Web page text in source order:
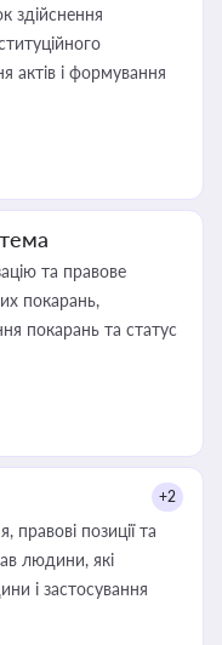
здійснення
актів і формування
та правове
покарань,
покарань та статус
+2
позиції та
людини, які
і застосування